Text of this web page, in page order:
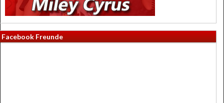
Facebook Freunde